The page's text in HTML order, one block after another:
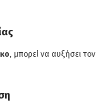
, μπορεί να αυξήσει τον